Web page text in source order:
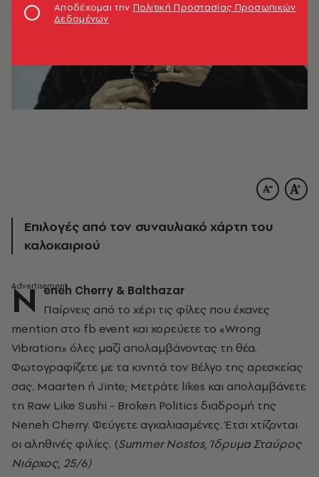
Επιλογές από τον συναυλιακό χάρτη του
καλοκαιριού
Ν eneh Cherry & Balthazar
Παίρνεις από το χέρι τις φίλες που έκανες
mention στο fb event και χορεύετε το «Wrong
Vibration» όλες μαζί απολαμβάνοντας τη θέα.
Φωτογραφίζετε με τα κινητά τον Βέλγο της αρεσκείας
σας. Maarten ή Jinte; Mετράτε likes και απολαμβάνετε
τη Raw Like Sushi - Broken Politics διαδρομή της
Neneh Cherry. Φεύγετε αγκαλιασμένες. Έτσι χτίζονται
οι αληθινές φιλίες. (SummerNostos, Ίδρυμα Σταύρος
Νιάρχος, 25/6)
Αποδέχομαι την Πολιτική Προστασίας Προσωπικών
Δεδομένων